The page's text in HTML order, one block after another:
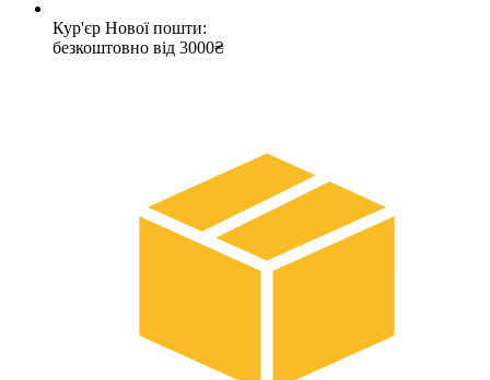
Кур'єр Нової пошти:
безкоштовно від 3000₴